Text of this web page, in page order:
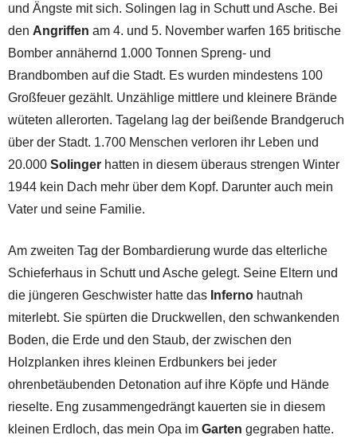
und Ängste mit sich. Solingen lag in Schutt und Asche. Bei
den Angriffen am 4. und 5. November warfen 165 britische
Bomber annähernd 1.000 Tonnen Spreng- und
Brandbomben auf die Stadt. Es wurden mindestens 100
Großfeuer gezählt. Unzählige mittlere und kleinere Brände
wüteten allerorten. Tagelang lag der beißende Brandgeruch
über der Stadt. 1.700 Menschen verloren ihr Leben und
20.000 Solinger hatten in diesem überaus strengen Winter
1944 kein Dach mehr über dem Kopf. Darunter auch mein
Vater und seine Familie.
Am zweiten Tag der Bombardierung wurde das elterliche
Schieferhaus in Schutt und Asche gelegt. Seine Eltern und
die jüngeren Geschwister hatte das Inferno hautnah
miterlebt. Sie spürten die Druckwellen, den schwankenden
Boden, die Erde und den Staub, der zwischen den
Holzplanken ihres kleinen Erdbunkers bei jeder
ohrenbetäubenden Detonation auf ihre Köpfe und Hände
rieselte. Eng zusammengedrängt kauerten sie in diesem
kleinen Erdloch, das mein Opa im Garten gegraben hatte.